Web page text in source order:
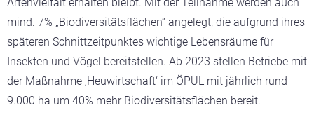
mind. 7% „Biodiversitätsflächen“ angelegt, die aufgrund ihres
späteren Schnittzeitpunktes wichtige Lebensräume für
Insekten und Vögel bereitstellen. Ab 2023 stellen Betriebe mit
der Maßnahme ‚Heuwirtschaft‘ im ÖPUL mit jährlich rund
9.000 ha um 40% mehr Biodiversitätsflächen bereit.